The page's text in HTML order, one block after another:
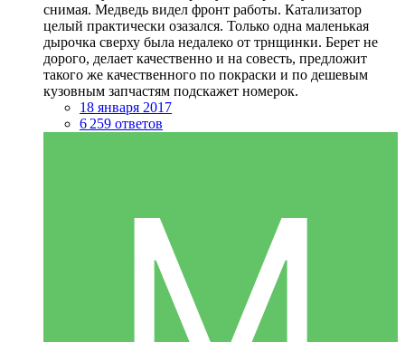
снимая. Медведь видел фронт работы. Катализатор
целый практически озазался. Только одна маленькая
дырочка сверху была недалеко от трнщинки. Берет не
дорого, делает качественно и на совесть, предложит
такого же качественного по покраски и по дешевым
кузовным запчастям подскажет номерок.
18 января 2017
6 259 ответов